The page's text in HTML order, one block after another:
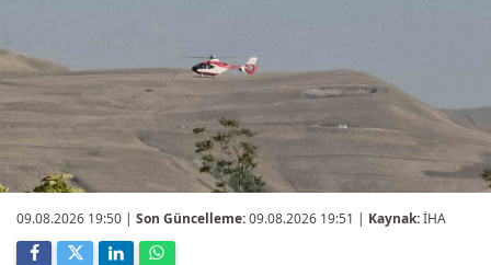
09.08.2026 19:50 | Son Güncelleme:09.08.2026 19:51 | Kaynak:İHA